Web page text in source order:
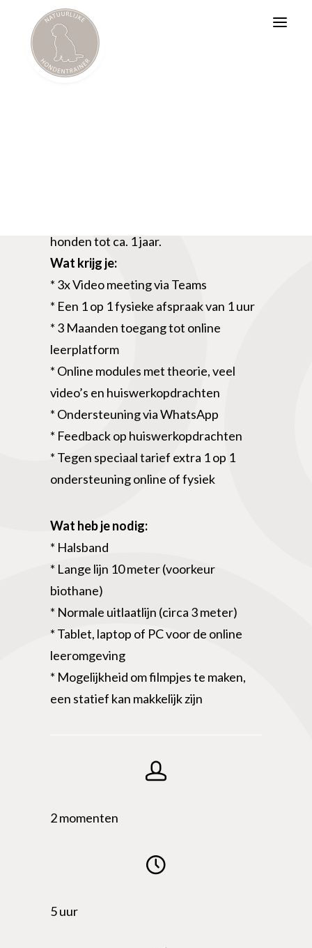
BAT
Psychosociale Hulphond
honden tot ca. 1 jaar.
Wat krijg je:
* 3x Video meeting via Teams
* Een 1 op 1 fysieke afspraak van 1 uur
* 3 Maanden toegang tot online
leerplatform
* Online modules met theorie, veel
video’s en huiswerkopdrachten
* Ondersteuning via WhatsApp
* Feedback op huiswerkopdrachten
* Tegen speciaal tarief extra 1 op 1
ondersteuning online of fysiek
Wat heb je nodig:
* Halsband
* Lange lijn 10 meter (voorkeur
biothane)
* Normale uitlaatlijn (circa 3 meter)
* Tablet, laptop of PC voor de online
leeromgeving
* Mogelijkheid om filmpjes te maken,
een statief kan makkelijk zijn
2 momenten
5 uur